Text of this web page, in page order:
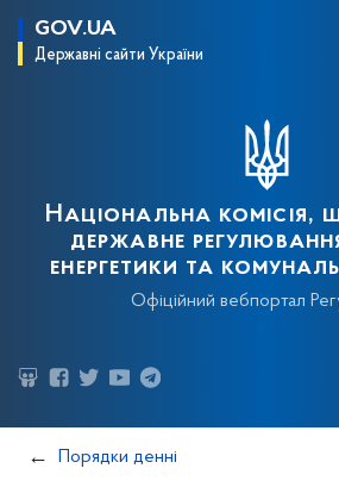
GOV.UA
Державні сайти України
Національна комісія,
державне
енергетики та
Офіційний вебпортал
Порядки денні